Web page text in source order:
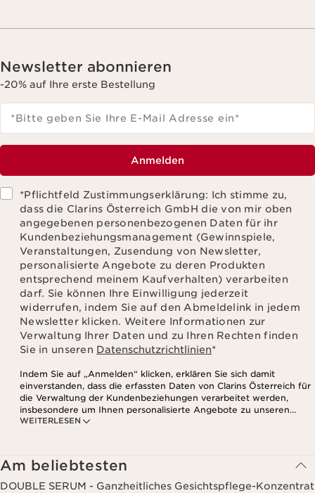
Newsletter abonnieren
-20% auf Ihre erste Bestellung
*Bitte geben Sie Ihre E-Mail Adresse ein*
Anmelden
*Pflichtfeld Zustimmungserklärung: Ich stimme zu,
dass die Clarins Österreich GmbH die von mir oben
angegebenen personenbezogenen Daten für ihr
Kundenbeziehungsmanagement (Gewinnspiele,
Veranstaltungen, Zusendung von Newsletter,
personalisierte Angebote zu deren Produkten
entsprechend meinem Kaufverhalten) verarbeiten
darf. Sie können Ihre Einwilligung jederzeit
widerrufen, indem Sie auf den Abmeldelink in jedem
Newsletter klicken. Weitere Informationen zur
Verwaltung Ihrer Daten und zu Ihren Rechten finden
Sie in unseren Datenschutzrichtlinien*
WEITERLESEN
Indem Sie auf „Anmelden“ klicken, erklären Sie sich damit
einverstanden, dass die erfassten Daten von Clarins Österreich für
die Verwaltung der Kundenbeziehungen verarbeitet werden,
insbesondere um Ihnen personalisierte Angebote zu unseren
Produkten und Dienstleistungen entsprechend Ihrem
Websites Dritter, sowie für analytische Zwecke.
Am beliebtesten
DOUBLE SERUM - Ganzheitliches Gesichtspflege-Konzentrat